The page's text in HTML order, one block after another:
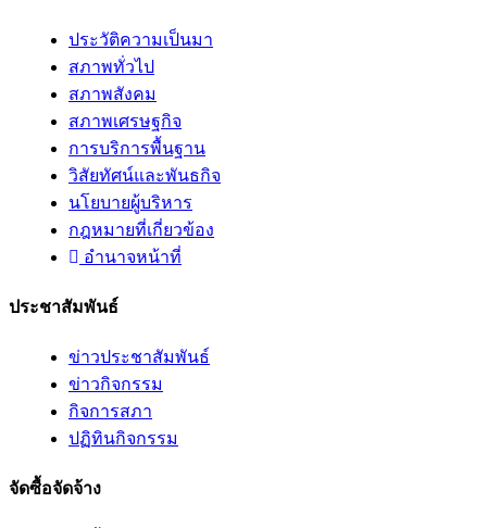
ประวัติความเป็นมา
สภาพทั่วไป
สภาพสังคม
สภาพเศรษฐกิจ
การบริการพื้นฐาน
วิสัยทัศน์และพันธกิจ
นโยบายผู้บริหาร
กฎหมายที่เกี่ยวข้อง
อํานาจหน้าที่
ประชาสัมพันธ์
ข่าวประชาสัมพันธ์
ข่าวกิจกรรม
กิจการสภา
ปฏิทินกิจกรรม
จัดซื้อจัดจ้าง